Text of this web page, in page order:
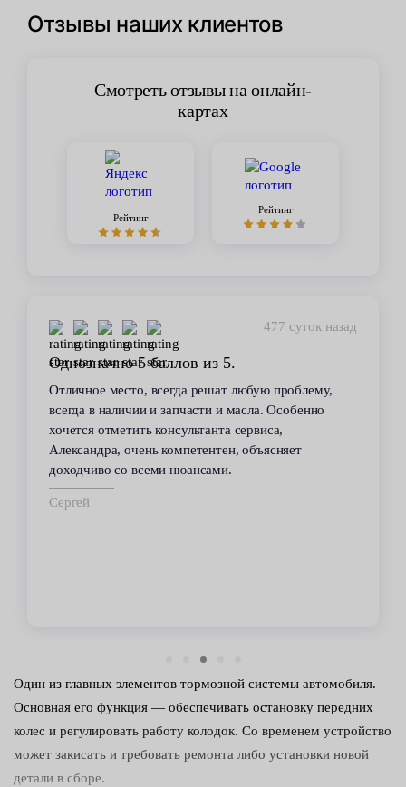
Отзывы наших клиентов
Смотреть отзывы на онлайн-
картах
Рейтинг
Рейтинг
477 суток назад
Однозначно 5 баллов из 5.
Отличное место, всегда решат любую проблему,
всегда в наличии и запчасти и масла. Особенно
хочется отметить консультанта сервиса,
Александра, очень компетентен, объясняет
доходчиво со всеми нюансами.
Сергей
Один из главных элементов тормозной системы автомобиля.
Основная его функция — обеспечивать остановку передних
колес и регулировать работу колодок. Со временем устройство
может закисать и требовать ремонта либо установки новой
детали в сборе.